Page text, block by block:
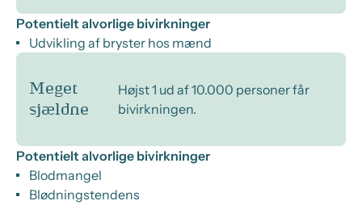
Potentielt alvorlige bivirkninger
Udvikling af bryster hos mænd
Meget
sjældne
Højst 1 ud af 10.000 personer får
bivirkningen.
Potentielt alvorlige bivirkninger
Blodmangel
Blødningstendens